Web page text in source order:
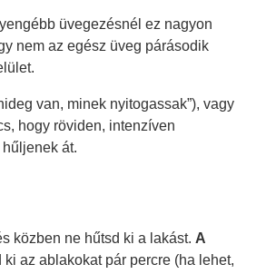
üvegezésnél ez nagyon
nem az egész üveg párásodik
van, minek nyitogassak”), vagy
hogy röviden, intenzíven
át.
közben ne hűtsd ki a lakást. A
az ablakokat pár percre (ha lehet,